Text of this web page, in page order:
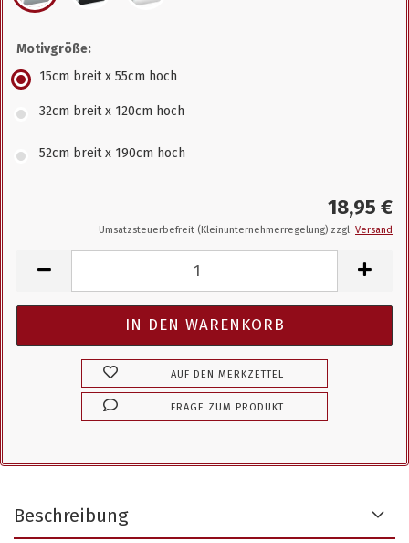
Motivgröße:
15cm breit x 55cm hoch
32cm breit x 120cm hoch
52cm breit x 190cm hoch
18,95 €
Umsatzsteuerbefreit (Kleinunternehmerregelung) zzgl. Versand
AUF DEN MERKZETTEL
FRAGE ZUM PRODUKT
Beschreibung